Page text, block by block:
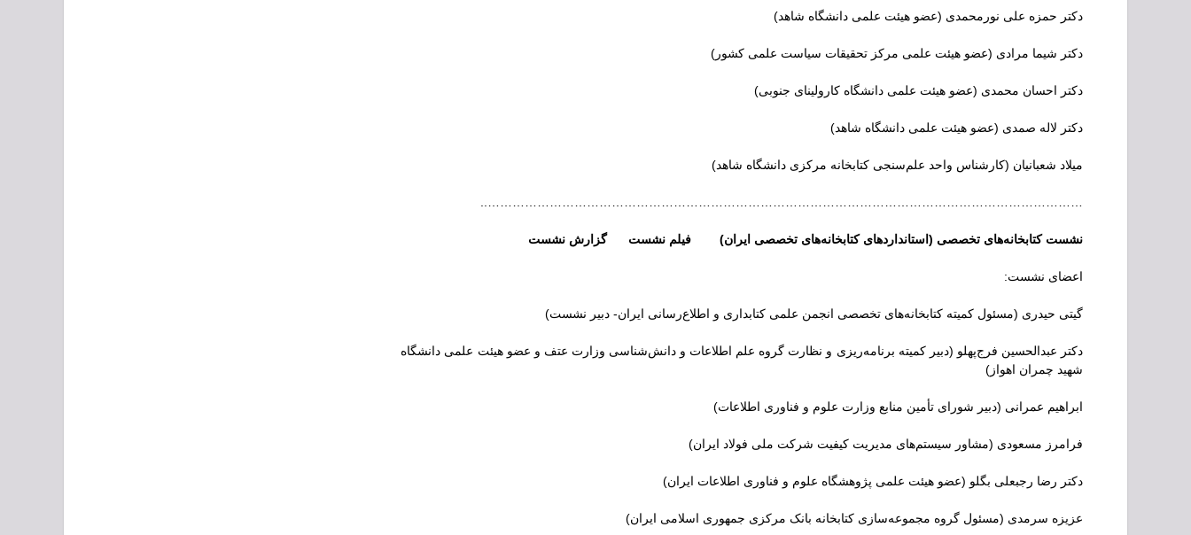
دکتر حمزه علی نورمحمدی (عضو هیئت علمی دانشگاه شاهد)
دکتر شیما مرادی (عضو هیئت علمی مرکز تحقیقات سیاست علمی کشور)
دکتر احسان محمدی (عضو هیئت علمی دانشگاه کارولینای جنوبی)
دکتر لاله صمدی (عضو هیئت علمی دانشگاه شاهد)
میلاد شعبانیان (کارشناس واحد علم‌سنجی کتابخانه مرکزی دانشگاه شاهد)
نشست کتابخانه‌های تخصصی (استانداردهای کتابخانه‌های تخصصی ایران) فیلم نشست گزارش نشست
اعضای نشست:
گیتی حیدری (مسئول کمیته کتابخانه‌های تخصصی انجمن علمی کتابداری و اطلاع‌رسانی ایران- دبیر نشست)
دکتر عبدالحسین فرج‌پهلو (دبیر کمیته برنامه‌ریزی و نظارت گروه علم اطلاعات و دانش‌شناسی وزارت عتف و عضو هیئت علمی دانشگاه
شهید چمران اهواز)
ابراهیم عمرانی (دبیر شورای تأمین منابع وزارت علوم و فناوری اطلاعات)
فرامرز مسعودی (مشاور سیستم‌های مدیریت کیفیت شرکت ملی فولاد ایران)
دکتر رضا رجبعلی بگلو (عضو هیئت علمی پژوهشگاه علوم و فناوری اطلاعات ایران)
عزیزه سرمدی (مسئول گروه مجموعه‌سازی کتابخانه بانک مرکزی جمهوری اسلامی ایران)